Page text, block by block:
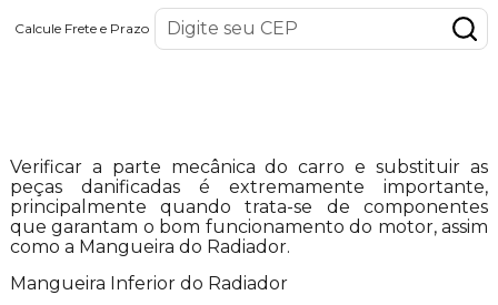
Calcule Frete e Prazo
Verificar a parte mecânica do carro e substituir as
peças danificadas é extremamente importante,
principalmente quando trata-se de componentes
que garantam o bom funcionamento do motor, assim
como a Mangueira do Radiador.
Mangueira Inferior do Radiador